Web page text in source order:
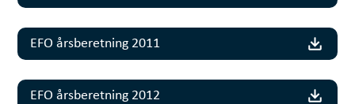
EFO årsberetning 2011
EFO årsberetning 2012